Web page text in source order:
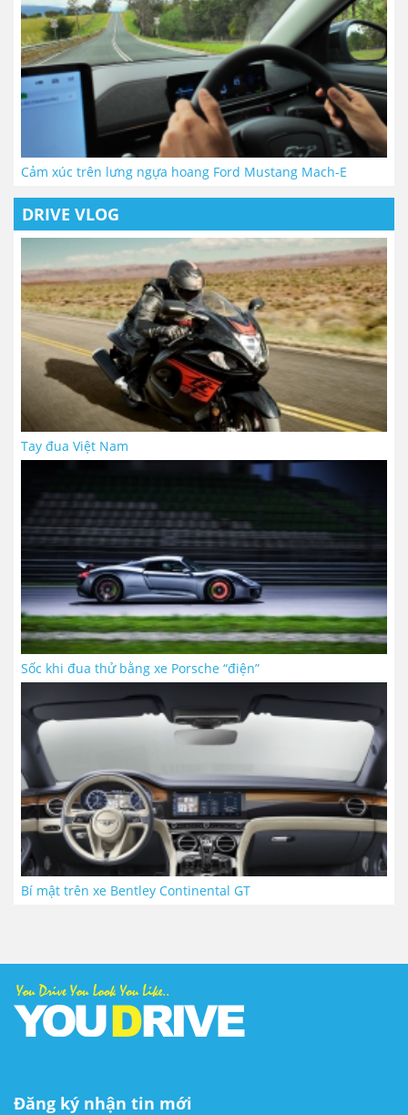
Cảm xúc trên lưng ngựa hoang Ford Mustang Mach-E
DRIVE VLOG
Tay đua Việt Nam
Sốc khi đua thử bằng xe Porsche “điện”
Bí mật trên xe Bentley Continental GT
Đăng ký nhận tin mới